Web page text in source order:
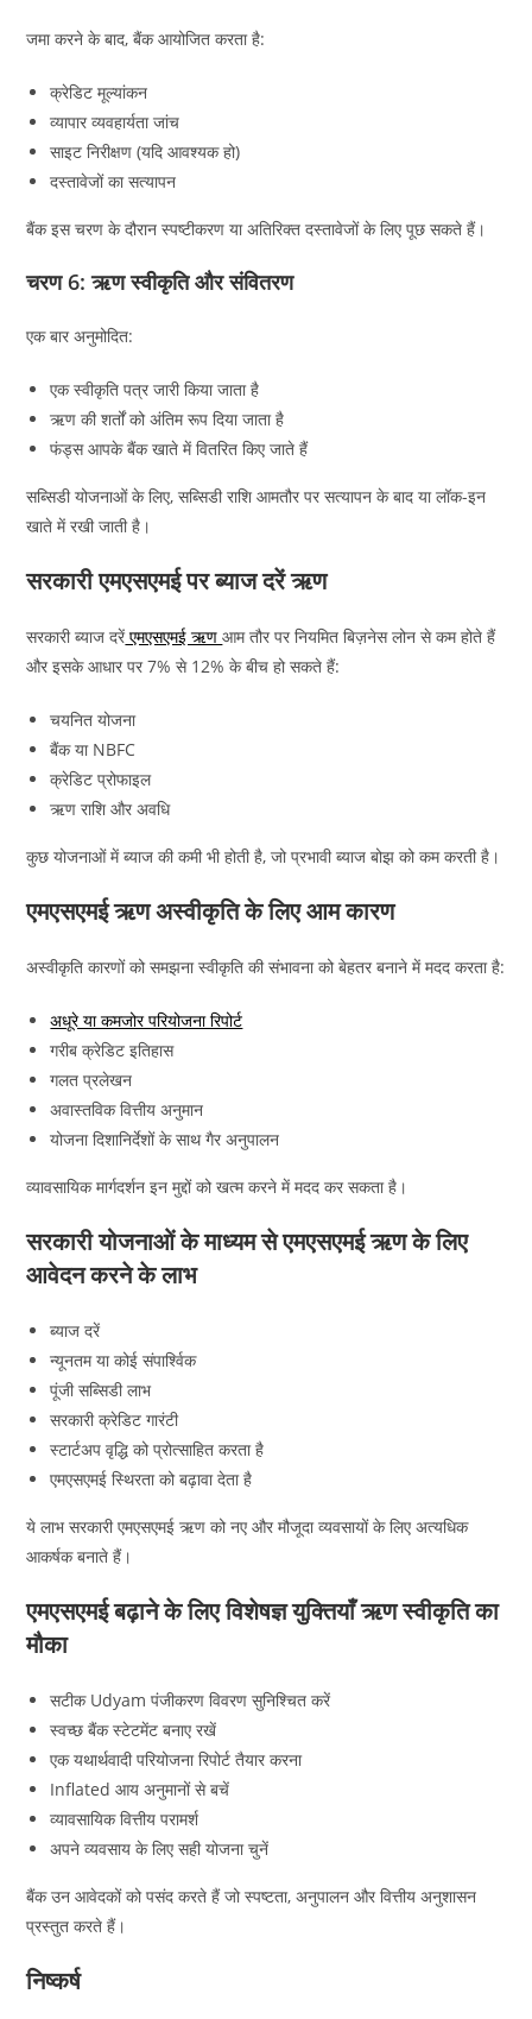
जमा करने के बाद, बैंक आयोजित करता है:
क्रेडिट मूल्यांकन
व्यापार व्यवहार्यता जांच
साइट निरीक्षण (यदि आवश्यक हो)
दस्तावेजों का सत्यापन
बैंक इस चरण के दौरान स्पष्टीकरण या अतिरिक्त दस्तावेजों के लिए पूछ सकते हैं।
चरण 6: ऋण स्वीकृति और संवितरण
एक बार अनुमोदित:
एक स्वीकृति पत्र जारी किया जाता है
ऋण की शर्तों को अंतिम रूप दिया जाता है
फंड्स आपके बैंक खाते में वितरित किए जाते हैं
सब्सिडी योजनाओं के लिए, सब्सिडी राशि आमतौर पर सत्यापन के बाद या लॉक-इन
खाते में रखी जाती है।
सरकारी एमएसएमई पर ब्याज दरें ऋण
सरकारी ब्याज दरेंएमएसएमई ऋणआम तौर पर नियमित बिज़नेस लोन से कम होते हैं
और इसके आधार पर 7% से 12% के बीच हो सकते हैं:
चयनित योजना
बैंक या NBFC
क्रेडिट प्रोफाइल
ऋण राशि और अवधि
कुछ योजनाओं में ब्याज की कमी भी होती है, जो प्रभावी ब्याज बोझ को कम करती है।
एमएसएमई ऋण अस्वीकृति के लिए आम कारण
अस्वीकृति कारणों को समझना स्वीकृति की संभावना को बेहतर बनाने में मदद करता है:
अधूरे या कमजोर परियोजना रिपोर्ट
गरीब क्रेडिट इतिहास
गलत प्रलेखन
अवास्तविक वित्तीय अनुमान
योजना दिशानिर्देशों के साथ गैर अनुपालन
व्यावसायिक मार्गदर्शन इन मुद्दों को खत्म करने में मदद कर सकता है।
सरकारी योजनाओं के माध्यम से एमएसएमई ऋण के लिए
आवेदन करने के लाभ
ब्याज दरें
न्यूनतम या कोई संपार्श्विक
पूंजी सब्सिडी लाभ
सरकारी क्रेडिट गारंटी
स्टार्टअप वृद्धि को प्रोत्साहित करता है
एमएसएमई स्थिरता को बढ़ावा देता है
ये लाभ सरकारी एमएसएमई ऋण को नए और मौजूदा व्यवसायों के लिए अत्यधिक
आकर्षक बनाते हैं।
एमएसएमई बढ़ाने के लिए विशेषज्ञ युक्तियाँ ऋण स्वीकृति का
मौका
सटीक Udyam पंजीकरण विवरण सुनिश्चित करें
स्वच्छ बैंक स्टेटमेंट बनाए रखें
एक यथार्थवादी परियोजना रिपोर्ट तैयार करना
Inflated आय अनुमानों से बचें
व्यावसायिक वित्तीय परामर्श
अपने व्यवसाय के लिए सही योजना चुनें
बैंक उन आवेदकों को पसंद करते हैं जो स्पष्टता, अनुपालन और वित्तीय अनुशासन
प्रस्तुत करते हैं।
निष्कर्ष